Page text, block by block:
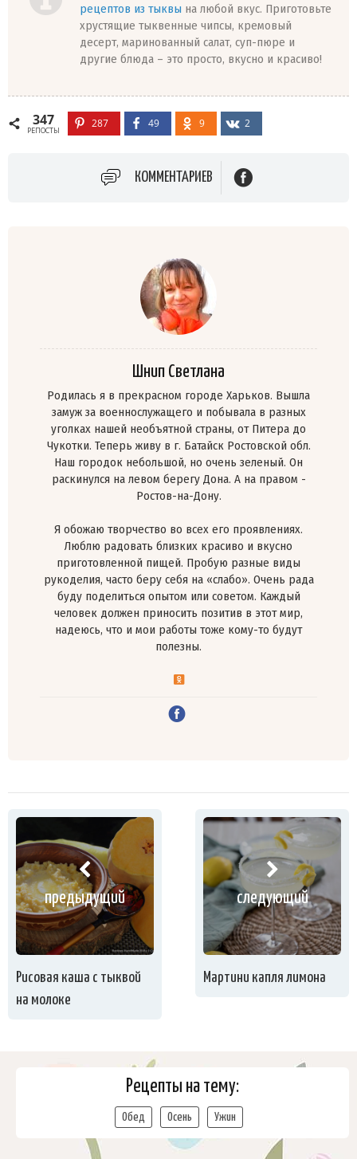
рецептов из тыквы на любой вкус. Приготовьте
хрустящие тыквенные чипсы, кремовый
десерт, маринованный салат, суп-пюре и
другие блюда – это просто, вкусно и красиво!
347
РЕПОСТЫ
287 49 9 2
КОММЕНТАРИЕВ
Шнип Светлана
Родилась я в прекрасном городе Харьков. Вышла
замуж за военнослужащего и побывала в разных
уголках нашей необъятной страны, от Питера до
Чукотки. Теперь живу в г. Батайск Ростовской обл.
Наш городок небольшой, но очень зеленый. Он
раскинулся на левом берегу Дона. А на правом -
Ростов-на-Дону.
Я обожаю творчество во всех его проявлениях.
Люблю радовать близких красиво и вкусно
приготовленной пищей. Пробую разные виды
рукоделия, часто беру себя на «слабо». Очень рада
буду поделиться опытом или советом. Каждый
человек должен приносить позитив в этот мир,
надеюсь, что и мои работы тоже кому-то будут
полезны.
предыдущий
Рисовая каша с тыквой
на молоке
следующий
Мартини капля лимона
Рецепты на тему:
Обед Осень Ужин